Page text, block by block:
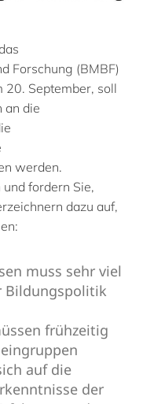
Forschung (BMBF)
September, soll
an die
werden.
fordern Sie,
dazu auf,
muss sehr viel
Bildungspolitik
frühzeitig
auf die
der